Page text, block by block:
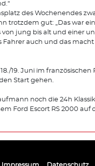
des Wochenendes
trotzdem gut: „Das war
von jung bis alt und einer
Fahrer auch und das
19. Juni im
Start gehen.
noch die 24h
Ford Escort RS 2000 auf